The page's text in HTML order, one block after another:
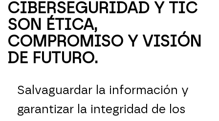
CIBERSEGURIDAD Y TIC
SON ÉTICA,
COMPROMISO Y VISIÓN
DE FUTURO.
Salvaguardar la información y
garantizar la integridad de los